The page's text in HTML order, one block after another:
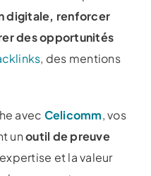
digitale, renforcer
des opportunités
, des mentions
avec Celicomm, vos
unoutil de preuve
et la valeur